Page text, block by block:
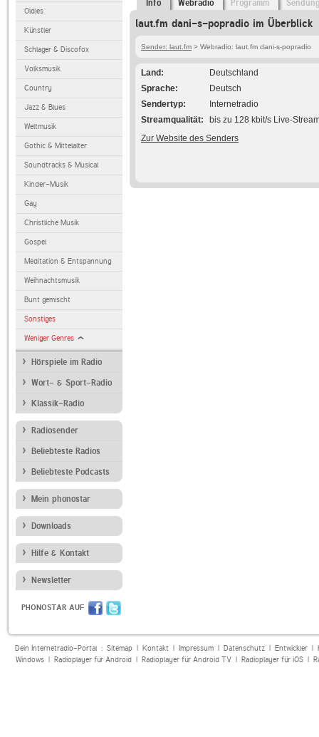
Oldies
Künstler
Schlager & Discofox
Volksmusik
Country
Jazz & Blues
Weltmusik
Gothic & Mittelalter
Soundtracks & Musical
Kinder-Musik
Gay
Christliche Musik
Gospel
Meditation & Entspannung
Weihnachtsmusik
Bunt gemischt
Sonstiges
Weniger Genres
Hörspiele im Radio
Wort- & Sport-Radio
Klassik-Radio
Radiosender
Beliebteste Radios
Beliebteste Podcasts
Mein phonostar
Downloads
Hilfe & Kontakt
Newsletter
PHONOSTAR AUF
Info Webradio Programm
laut.fm dani-s-popradio im Überblick
Sender: laut.fm > Webradio: laut.fm dani-s-popradio
Land
Deutschland
Sprache
Deutsch
Sendertyp
Internetradio
Streamqualität
bis zu 128 kbit/s Live-
Zur Website des Senders
Dein Internetradio-Portal : Sitemap| Kontakt| Impressum| Datenschutz| Entwickler|
Windows| Radioplayer für Android| Radioplayer für Android TV| Radioplayer für iOS|